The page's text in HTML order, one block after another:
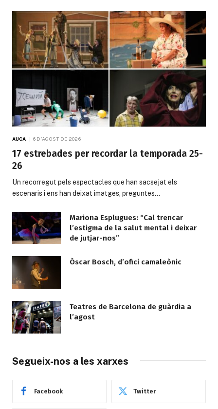
AUCA 6 D'AGOST DE 2026
17 estrebades per recordar la temporada 25-
26
Un recorregut pels espectacles que han sacsejat els
escenaris i ens han deixat imatges, preguntes…
Mariona Esplugues: “Cal trencar
l’estigma de la salut mental i deixar
de jutjar-nos”
Òscar Bosch, d’ofici camaleònic
Teatres de Barcelona de guàrdia a
l’agost
Segueix-nos a les xarxes
Facebook Twitter